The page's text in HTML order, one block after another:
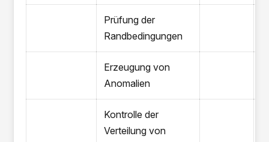
Prüfung der
Randbedingungen
Erzeugung von
Anomalien
Kontrolle der
Verteilung von